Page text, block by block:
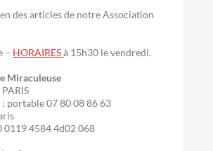
des articles de notre Association
– HORAIRESà 15h30 le vendredi.
Miraculeuse
portable 07 80 08 86 63
0119 4584 4d02 068